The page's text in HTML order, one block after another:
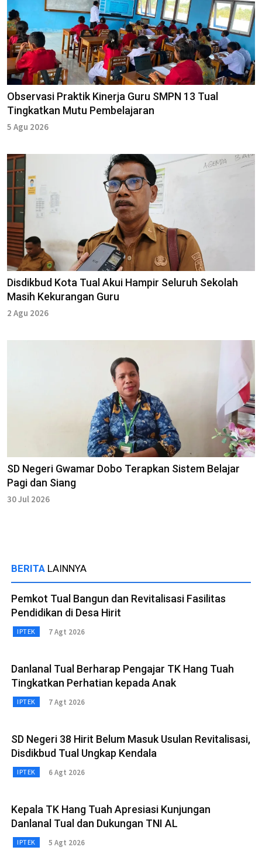
Observasi Praktik Kinerja Guru SMPN 13 Tual
Tingkatkan Mutu Pembelajaran
5 Agu 2026
Disdikbud Kota Tual Akui Hampir Seluruh Sekolah
Masih Kekurangan Guru
2 Agu 2026
SD Negeri Gwamar Dobo Terapkan Sistem Belajar
Pagi dan Siang
30 Jul 2026
BERITA LAINNYA
Pemkot Tual Bangun dan Revitalisasi Fasilitas
Pendidikan di Desa Hirit
IPTEK 7 Agt 2026
Danlanal Tual Berharap Pengajar TK Hang Tuah
Tingkatkan Perhatian kepada Anak
IPTEK 7 Agt 2026
SD Negeri 38 Hirit Belum Masuk Usulan Revitalisasi,
Disdikbud Tual Ungkap Kendala
IPTEK 6 Agt 2026
Kepala TK Hang Tuah Apresiasi Kunjungan
Danlanal Tual dan Dukungan TNI AL
IPTEK 5 Agt 2026